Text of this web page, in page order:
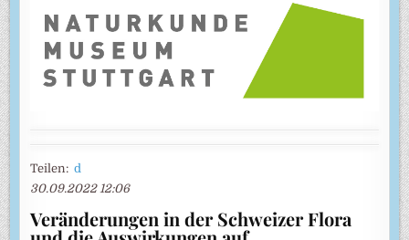
Teilen:d
30.09.2022 12:06
Veränderungen in der Schweizer Flora